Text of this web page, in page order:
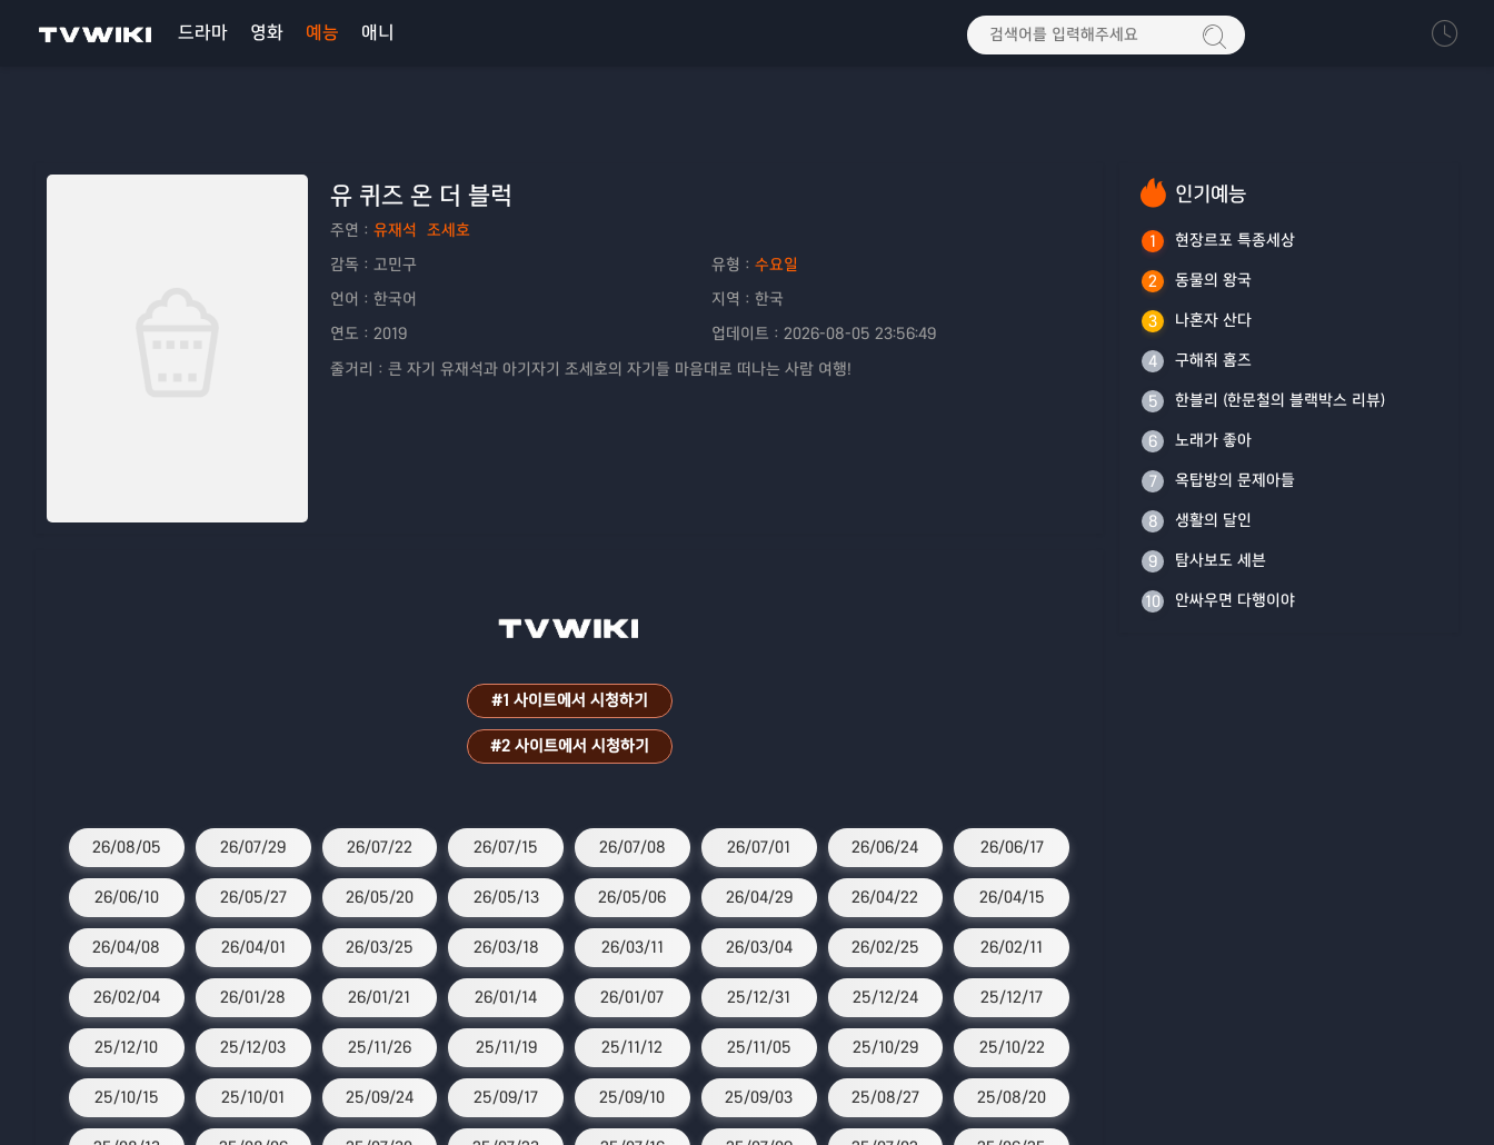
드라마 영화 예능 애니
유 퀴즈 온 더 블럭
주연： 유재석
조세호
감독： 고민구 유형： 수요일
언어： 한국어 지역： 한국
연도： 2019 업데이트： 2026-08-05 23:56:49
줄거리： 큰 자기 유재석과 아기자기 조세호의 자기들 마음대로 떠나는 사람 여행!
#1 사이트에서 시청하기
#2 사이트에서 시청하기
26/08/05 26/07/29 26/07/22 26/07/15 26/07/08 26/07/01 26/06/24 26/06/17
26/06/10 26/05/27 26/05/20 26/05/13 26/05/06 26/04/29 26/04/22 26/04/15
26/04/08 26/04/01 26/03/25 26/03/18 26/03/11 26/03/04 26/02/25 26/02/11
26/02/04 26/01/28 26/01/21 26/01/14 26/01/07 25/12/31 25/12/24 25/12/17
25/12/10 25/12/03 25/11/26 25/11/19 25/11/12 25/11/05 25/10/29 25/10/22
25/10/15 25/10/01 25/09/24 25/09/17 25/09/10 25/09/03 25/08/27 25/08/20
인기예능
1 현장르포 특종세상
2 동물의 왕국
3 나혼자 산다
4 구해줘 홈즈
5 한블리 (한문철의 블랙박스 리뷰)
6 노래가 좋아
7 옥탑방의 문제아들
8 생활의 달인
9 탐사보도 세븐
10 안싸우면 다행이야